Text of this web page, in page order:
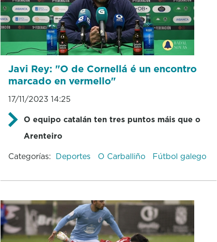
Javi Rey: "O de Cornellá é un encontro
marcado en vermello"
17/11/2023 14:25
O equipo catalán ten tres puntos máis que o
Arenteiro
Categorías: Deportes O Carballiño Fútbol galego